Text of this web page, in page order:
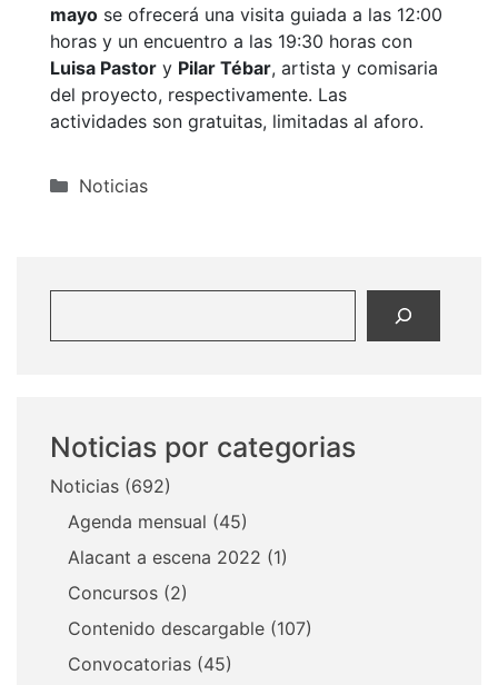
mayo se ofrecerá una visita guiada a las 12:00
horas y un encuentro a las 19:30 horas con
Luisa Pastor y Pilar Tébar, artista y comisaria
del proyecto, respectivamente. Las
actividades son gratuitas, limitadas al aforo.
Categorías
Noticias
Noticias por categorias
Noticias (692)
Agenda mensual (45)
Alacant a escena 2022 (1)
Concursos (2)
Contenido descargable (107)
Convocatorias (45)